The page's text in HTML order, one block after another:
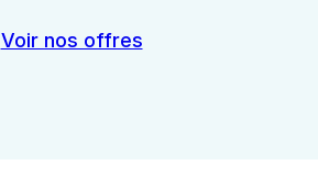
Voir nos offres